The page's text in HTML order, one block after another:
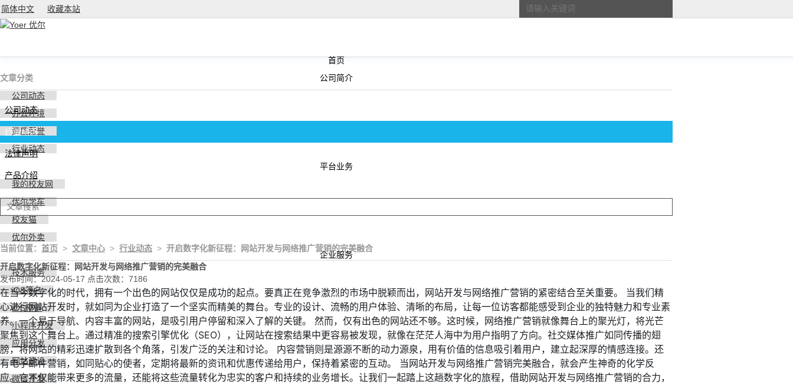
简体中文 收藏本站
首页
公司简介
公司动态
办公环境
资质荣誉
行业动态
平台业务
我的校友网
优尔学车
校友猫
优尔外卖
企业服务
技术服务
iOS签名
iOS预审
小程序开发
应用分发
网站建设
微信开发
文章分类
公司动态
行业动态
法律声明
产品介绍
当前位置： 首页 > 文章中心 > 行业动态 > 开启数字化新征程：网站开发与网络推广营销的完美融合
开启数字化新征程：网站开发与网络推广营销的完美融合
发布时间：2024-05-17 点击次数：7186
在当今数字化的时代，拥有一个出色的网站仅仅是成功的起点。要真正在竞争激烈的市场中脱颖而出，网站开发与网络推广营销的紧密结合至关重要。 当我们精
心进行网站开发时，就如同为企业打造了一个坚实而精美的舞台。专业的设计、流畅的用户体验、清晰的布局，让每一位访客都能感受到企业的独特魅力和专业素
养。一个易于导航、内容丰富的网站，是吸引用户停留和深入了解的关键。 然而，仅有出色的网站还不够。这时候，网络推广营销就像舞台上的聚光灯，将光芒
聚焦到这个舞台上。通过精准的搜索引擎优化（SEO），让网站在搜索结果中更容易被发现，就像在茫茫人海中为用户指明了方向。社交媒体推广如同传播的翅
膀，将网站的精彩迅速扩散到各个角落，引发广泛的关注和讨论。 内容营销则是源源不断的动力源泉，用有价值的信息吸引着用户，建立起深厚的情感连接。还
有电子邮件营销，如同贴心的使者，定期将最新的资讯和优惠传递给用户，保持着紧密的互动。 当网站开发与网络推广营销完美融合，就会产生神奇的化学反
应。它不仅能带来更多的流量，还能将这些流量转化为忠实的客户和持续的业务增长。让我们一起踏上这趟数字化的旅程，借助网站开发与网络推广营销的合力，